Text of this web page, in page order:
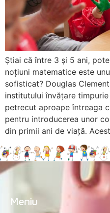
Știai că între 3 și 5 ani,
noțiuni matematice este
sofisticat? Douglas
institutului învățare
petrecut aproape întreaga
pentru introducerea unor
din primii ani de viață.
Meniu